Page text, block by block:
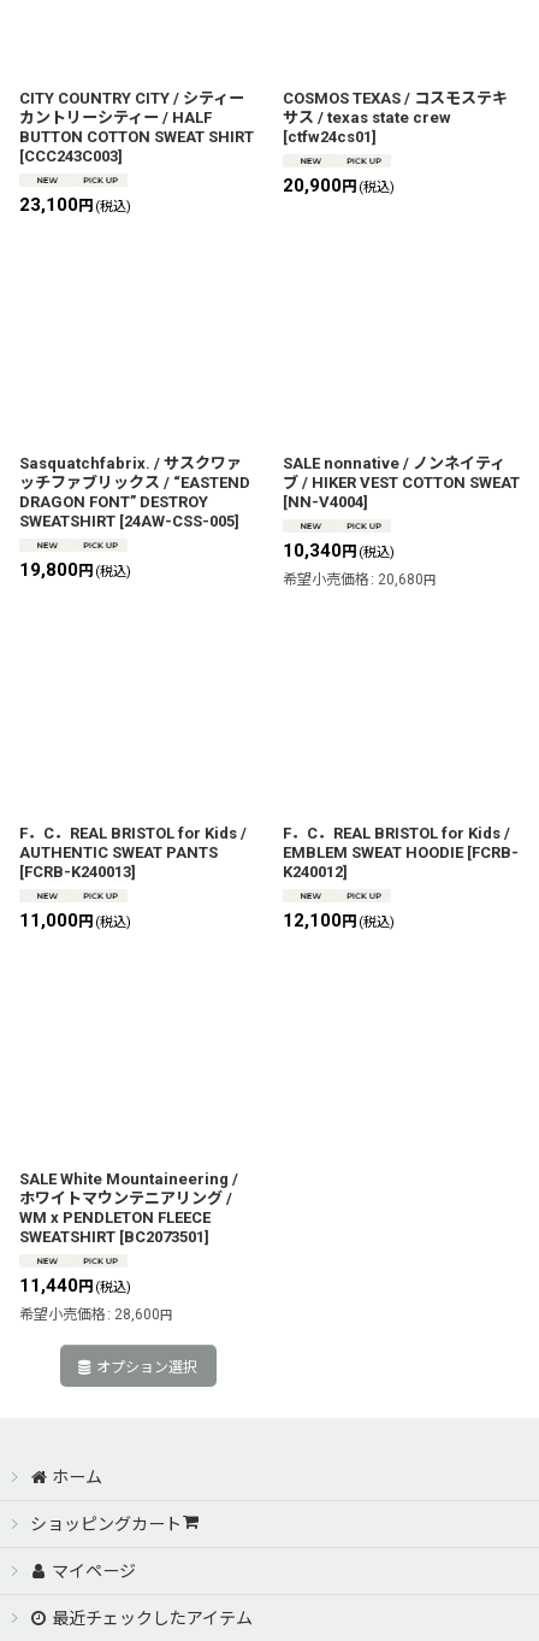
CITY COUNTRY CITY / シティー
カントリーシティー / HALF
BUTTON COTTON SWEAT SHIRT
[CCC243C003]
23,100円 (税込)
COSMOS TEXAS / コスモステキ
サス / texas state crew
[ctfw24cs01]
20,900円 (税込)
Sasquatchfabrix. / サスクワァ
ッチファブリックス / “EASTEND
DRAGON FONT” DESTROY
SWEATSHIRT [24AW-CSS-005]
19,800円 (税込)
SALE nonnative / ノンネイティ
ブ / HIKER VEST COTTON SWEAT
[NN-V4004]
10,340円 (税込)
希望小売価格 : 20,680円
F．C．REAL BRISTOL for Kids /
AUTHENTIC SWEAT PANTS
[FCRB-K240013]
11,000円 (税込)
F．C．REAL BRISTOL for Kids /
EMBLEM SWEAT HOODIE [FCRB-
K240012]
12,100円 (税込)
SALE White Mountaineering /
ホワイトマウンテニアリング /
WM x PENDLETON FLEECE
SWEATSHIRT [BC2073501]
11,440円 (税込)
希望小売価格 : 28,600円
オプション選択
ホーム
ショッピングカート
マイページ
最近チェックしたアイテム